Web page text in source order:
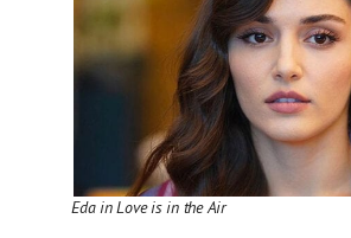
Eda in Love is in the Air